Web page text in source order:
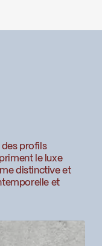
des profils
le luxe
distinctive et
et